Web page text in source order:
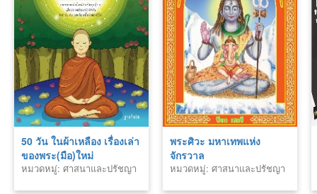
50 วัน ในผ้าเหลือง เรื่องเล่า
ของพระ(มือ)ใหม่
หมวดหมู่: ศาสนาและปรัชญา
พระศิวะ มหาเทพแห่ง
จักรวาล
หมวดหมู่: ศาสนาและปรัชญา